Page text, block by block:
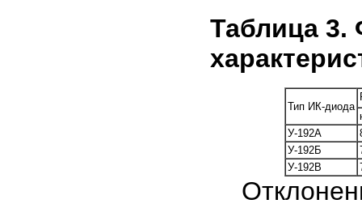
Таблица 3.
Тип ИК-диода
У-192А
У-192Б
У-192В